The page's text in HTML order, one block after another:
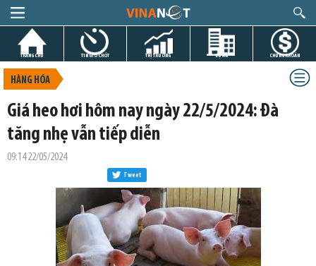
TRANG CHỦ TIN GIỜ CHÓT THỊ TRƯỜNG DỰ ÁN CHỨNG KHOÁN
HÀNG HÓA
Giá heo hơi hôm nay ngày 22/5/2024: Đà
tăng nhẹ vẫn tiếp diễn
09:14 22/05/2024
Tweet